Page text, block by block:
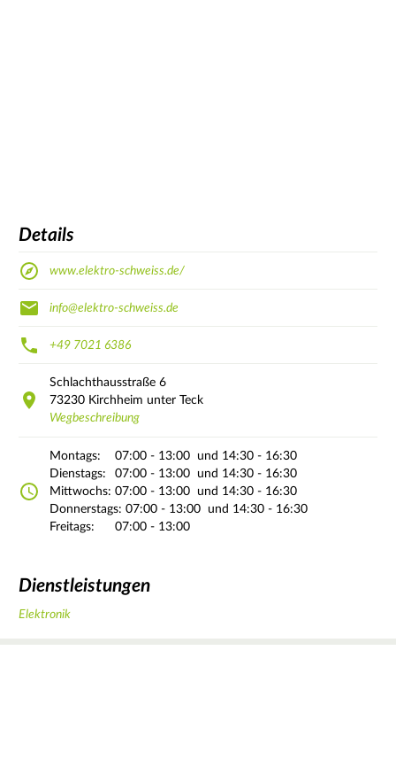
Details
www.elektro-schweiss.de/
info@elektro-schweiss.de
+49 7021 6386
Schlachthausstraße 6
73230 Kirchheim unter Teck
Wegbeschreibung
Montags: 07:00 - 13:00
und 14:30 - 16:30
Dienstags:
07:00 - 13:00
und 14:30 - 16:30
Mittwochs: 07:00 - 13:00
und 14:30 - 16:30
Donnerstags: 07:00 - 13:00
und 14:30 - 16:30
Freitags:
07:00 - 13:00
Dienstleistungen
Elektronik